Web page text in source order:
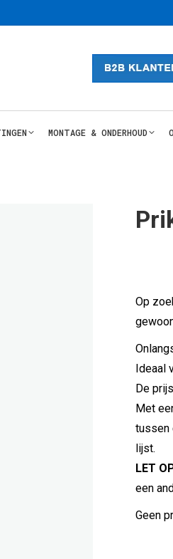
MONTAGE & ONDERHOUD
Op
Ideaal
De
Met
tussen
lijst.
LET
een
Geen